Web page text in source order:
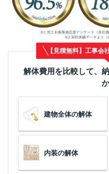
【見積無料】工事会
解体費用を比較して、
建物全体の解体
内装の解体